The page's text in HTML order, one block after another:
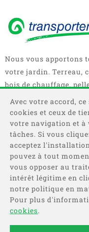
Nous vous apportons
votre jardin. Terreau,
bois de chauffage,
en sacs, big bag ou
Catégories
Information
Avec votre accord,
cookies et ceux de
votre navigation et à
tâches. Si vous
acceptez
pouvez à tout
vous opposer au
intérêt légitime en
notre politique en
Pour plus
cookies.